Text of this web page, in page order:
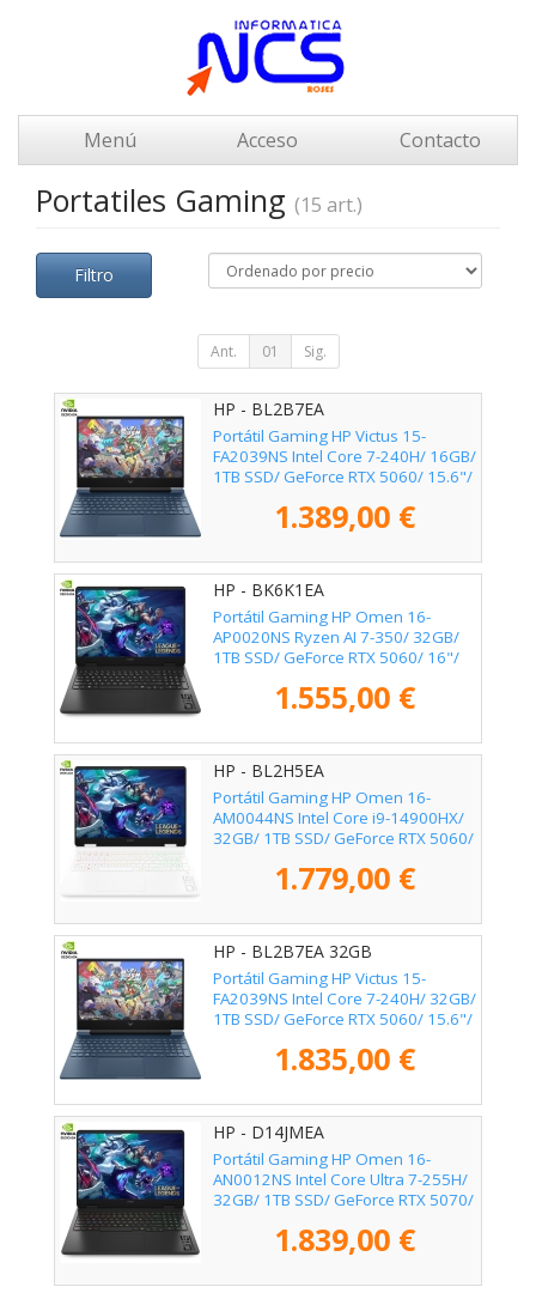
Menú Acceso Contacto
Portatiles Gaming (15 art.)
Filtro
Ant. 01 Sig.
HP - BL2B7EA
Portátil Gaming HP Victus 15-
FA2039NS Intel Core 7-240H/ 16GB/
1TB SSD/ GeForce RTX 5060/ 15.6"/
1.389,00 €
HP - BK6K1EA
Portátil Gaming HP Omen 16-
AP0020NS Ryzen AI 7-350/ 32GB/
1TB SSD/ GeForce RTX 5060/ 16"/
1.555,00 €
HP - BL2H5EA
Portátil Gaming HP Omen 16-
AM0044NS Intel Core i9-14900HX/
32GB/ 1TB SSD/ GeForce RTX 5060/
1.779,00 €
HP - BL2B7EA 32GB
Portátil Gaming HP Victus 15-
FA2039NS Intel Core 7-240H/ 32GB/
1TB SSD/ GeForce RTX 5060/ 15.6"/
1.835,00 €
HP - D14JMEA
Portátil Gaming HP Omen 16-
AN0012NS Intel Core Ultra 7-255H/
32GB/ 1TB SSD/ GeForce RTX 5070/
1.839,00 €